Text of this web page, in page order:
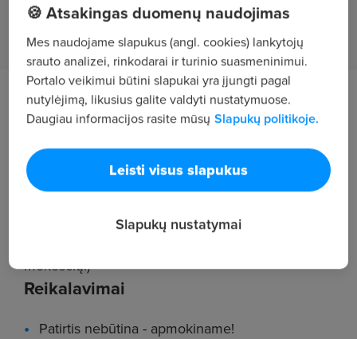
Žiūrėti skelbimus
Darbo aprašymas
Teritorijos prižiūrėjimas, aplinkos tvarkymas
Klaipėdoje, Minijos g. - rytais!
mokesčių.)
Reikalavimai
Patirtis nebūtina - apmokiname!
🍪 Atsakingas duomenų naudojimas
Mes naudojame slapukus (angl. cookies) lankytojų
srauto analizei, rinkodarai ir turinio suasmeninimui.
Portalo veikimui būtini slapukai yra įjungti pagal
nutylėjimą, likusius galite valdyti nustatymuose.
Daugiau informacijos rasite mūsų Slapukų politikoje.
Leisti visus slapukus
Slapukų nustatymai